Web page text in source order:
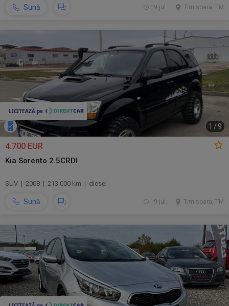
Sună Timisoara, TM
19 jul.
1 / 9
4.700 EUR
Kia Sorento 2.5CRDI
SUV | 2008 | 213.000 km | diesel
Sună Timisoara, TM
19 jul.